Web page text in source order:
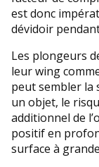
est donc
dévidoir
Les plongeurs
leur wing
peut sembler
un objet, le
additionnel de
positif en
surface à